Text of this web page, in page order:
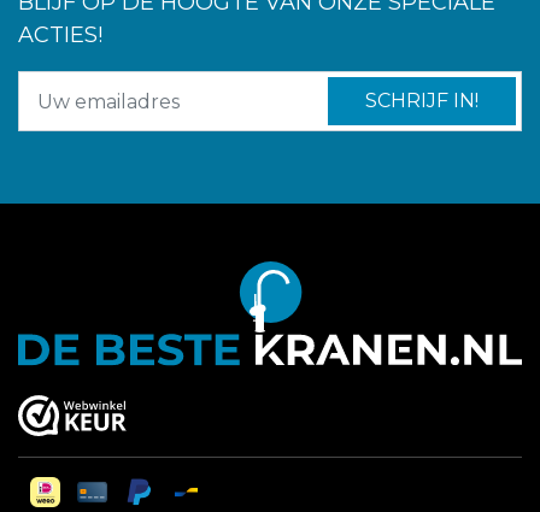
ACTIES!
SCHRIJF IN!